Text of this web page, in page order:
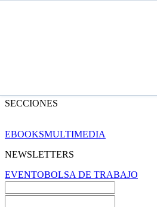
SECCIONES
EBOOKSMULTIMEDIA
NEWSLETTERS
EVENTOBOLSA DE TRABAJO